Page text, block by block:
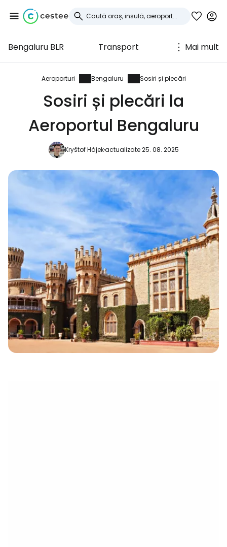
Bengaluru BLR Transport Mai mult
Aeroporturi Bengaluru Sosiri și plecări
Sosiri și plecări la
Aeroportul Bengaluru
Kryštof Hájekactualizate 25. 08. 2025
Conectați-vă la
Cestee
... comunitatea mondială a călătorilor
Continuați cu Google
Continuați cu Facebook
Continuați cu e-mailul